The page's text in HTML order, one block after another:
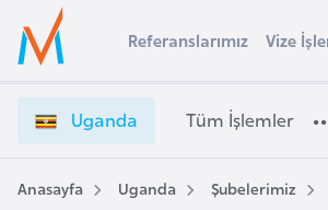
Ülke Seçimi
Başvuru yapmak istediğiniz ülkeyi seçin
Üye
Girişi
g
n
d
a
Referanslarımız Vize
Uganda Tüm İşlemler
Anasayfa Uganda Şubelerimiz
s
t
r
a